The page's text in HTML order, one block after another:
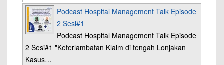
Podcast Hospital Management Talk Episode
2 Sesi#1
Podcast Hospital Management Talk Episode
2 Sesi#1 "Keterlambatan Klaim di tengah Lonjakan
Kasus…